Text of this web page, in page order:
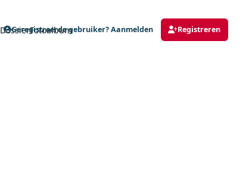
DossierFotoalbum
Geregistreerde gebruiker? Aanmelden Registreren